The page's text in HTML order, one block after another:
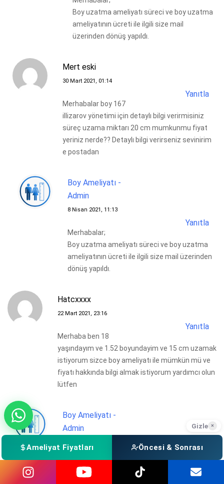
Boy uzatma ameliyatı süreci ve boy uzatma
ameliyatının ücreti ile ilgili size mail
üzerinden dönüş yapıldı.
Mert eski
30 Mart 2021, 01:14
Yanıtla
Merhabalar boy 167
illizarov yönetimi için detaylı bilgi verirmisiniz
süreç uzama miktarı 20 cm mumkunmu fiyat
yeriniz nerde?? Detaylı bilgi verirseniz sevinirim
e postadan
Boy Ameliyatı -
Admin
8 Nisan 2021, 11:13
Yanıtla
Merhabalar;
Boy uzatma ameliyatı süreci ve boy uzatma
ameliyatının ücreti ile ilgili size mail üzerinden
dönüş yapıldı.
Hatcxxxx
22 Mart 2021, 23:16
Yanıtla
Merhaba ben 18
yaşındayım ve 1.52 boyundayim ve 15 cm uzamak
istiyorum sizce boy ameliyatı ile mümkün mü ve
fiyatı hakkında bilgi almak istiyorum yardımcı olun
lütfen
Boy Ameliyatı -
Admin
Merhabalar;
Boy uzatma ameliyatı süreci ve boy uzatma
Gizle ×
Ameliyat Fiyatları Öncesi & Sonrası